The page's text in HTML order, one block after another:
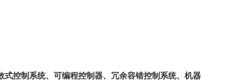
控制系统、可编程控制器、冗余容错控制系统、机器